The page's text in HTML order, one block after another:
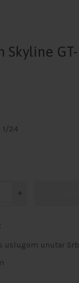
Skyline
1/24
uslugom unutar